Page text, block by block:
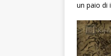
un paio di